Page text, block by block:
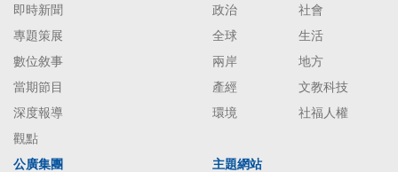
即時新聞
專題策展
數位敘事
當期節目
深度報導
觀點
政治
社會
全球
生活
兩岸
地方
產經
文教科技
環境
社福人權
公廣集團 主題網站